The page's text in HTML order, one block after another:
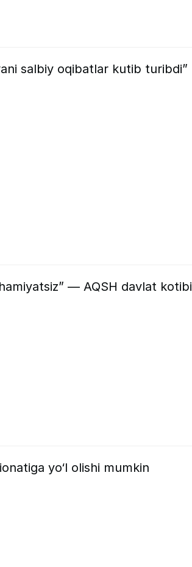
salbiy oqibatlar kutib turibdi”
— AQSH davlat kotibi
yo‘l olishi mumkin